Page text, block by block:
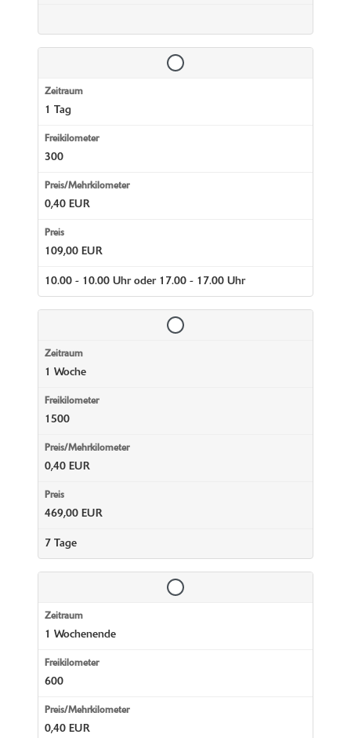
1 Tag
300
0,40 EUR
109,00 EUR
10.00 - 10.00 Uhr oder 17.00 - 17.00 Uhr
1 Woche
1500
0,40 EUR
469,00 EUR
7 Tage
1 Wochenende
600
0,40 EUR